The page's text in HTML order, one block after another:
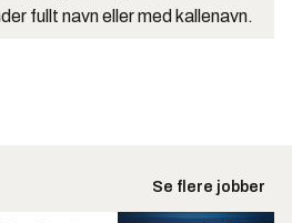
fullt navn eller med kallenavn.
Se flere jobber